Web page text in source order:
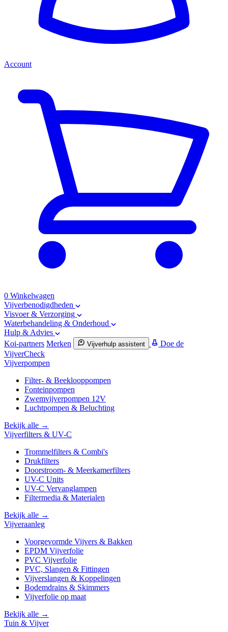
Account
0 Winkelwagen
Vijverbenodigdheden
Visvoer & Verzorging
Waterbehandeling & Onderhoud
Hulp & Advies
Koi-partners Merken Vijverhulp assistent
Doe de
VijverCheck
Vijverpompen
Filter- & Beeklooppompen
Fonteinpompen
Zwemvijverpompen 12V
Luchtpompen & Beluchting
Bekijk alle →
Vijverfilters & UV-C
Trommelfilters & Combi's
Drukfilters
Doorstroom- & Meerkamerfilters
UV-C Units
UV-C Vervanglampen
Filtermedia & Materialen
Bekijk alle →
Vijveraanleg
Voorgevormde Vijvers & Bakken
EPDM Vijverfolie
PVC Vijverfolie
PVC, Slangen & Fittingen
Vijverslangen & Koppelingen
Bodemdrains & Skimmers
Vijverfolie op maat
Bekijk alle →
Tuin & Vijver